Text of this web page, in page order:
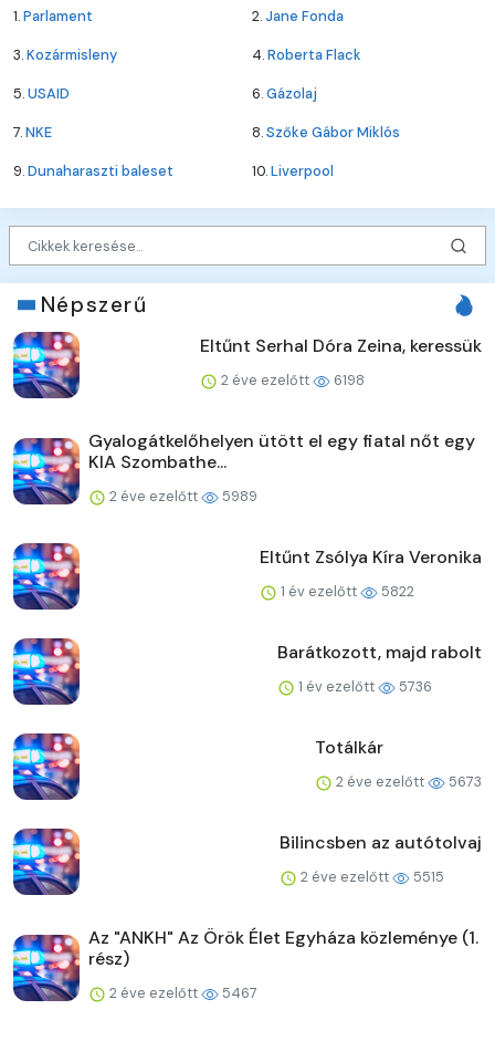
1.Parlament 2.Jane Fonda
3.Kozármisleny 4.Roberta Flack
5.USAID 6.Gázolaj
7.NKE 8.Szőke Gábor Miklós
9.Dunaharaszti baleset 10.Liverpool
Népszerű
Eltűnt Serhal Dóra Zeina, keressük
2 éve ezelőtt 6198
Gyalogátkelőhelyen ütött el egy fiatal nőt egy
KIA Szombathe...
2 éve ezelőtt 5989
Eltűnt Zsólya Kíra Veronika
1 év ezelőtt 5822
Barátkozott, majd rabolt
1 év ezelőtt 5736
Totálkár
2 éve ezelőtt 5673
Bilincsben az autótolvaj
2 éve ezelőtt 5515
Az "ANKH" Az Örök Élet Egyháza közleménye (1.
rész)
2 éve ezelőtt 5467